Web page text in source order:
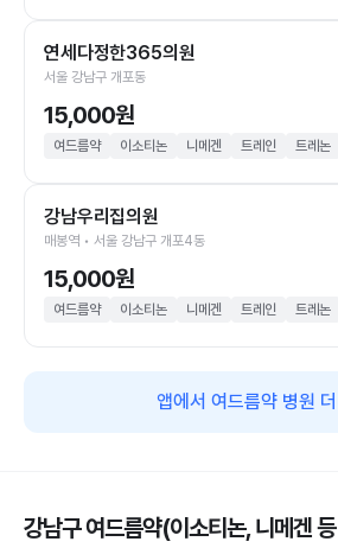
연세다정한365의원
서울 강남구 개포동
15,000원
여드름약 이소티논 니메겐 트레인 트레논
강남우리집의원
매봉역 • 서울 강남구 개포4동
15,000원
여드름약 이소티논 니메겐 트레인 트레논
앱에서 여드름약 병원 더
강남구 여드름약(이소티논, 니메겐